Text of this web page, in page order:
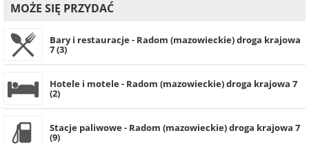
MOŻE SIĘ PRZYDAĆ
Bary i restauracje - Radom (mazowieckie) droga krajowa
7 (3)
Hotele i motele - Radom (mazowieckie) droga krajowa 7
(2)
Stacje paliwowe - Radom (mazowieckie) droga krajowa 7
(9)